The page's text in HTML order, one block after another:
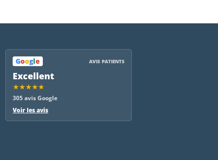
Google AVIS PATIENTS
Excellent
★★★★★
305 avis Google
Voir les avis